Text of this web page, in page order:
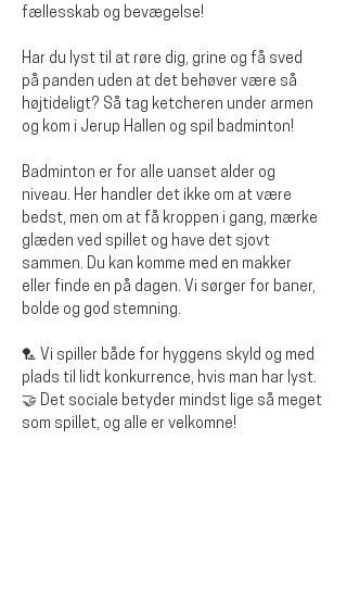
fællesskab og bevægelse!
Har du lyst til at røre dig, grine og få sved
på panden uden at det behøver være så
højtideligt? Så tag ketcheren under armen
og kom i Jerup Hallen og spil badminton!
Badminton er for alle uanset alder og
niveau. Her handler det ikke om at være
bedst, men om at få kroppen i gang, mærke
glæden ved spillet og have det sjovt
sammen. Du kan komme med en makker
eller finde en på dagen. Vi sørger for baner,
bolde og god stemning.
🏸 Vi spiller både for hyggens skyld og med
plads til lidt konkurrence, hvis man har lyst.
🤝 Det sociale betyder mindst lige så meget
som spillet, og alle er velkomne!